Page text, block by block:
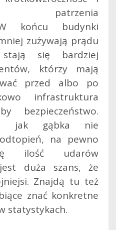
patrzenia
końcu budynki
zużywają prądu
się bardziej
którzy mają
przed albo po
infrastruktura
bezpieczeństwo.
jak gąbka nie
na pewno
ilość udarów
duża szans, że
Znajdą tu też
znać konkretne
statystykach.